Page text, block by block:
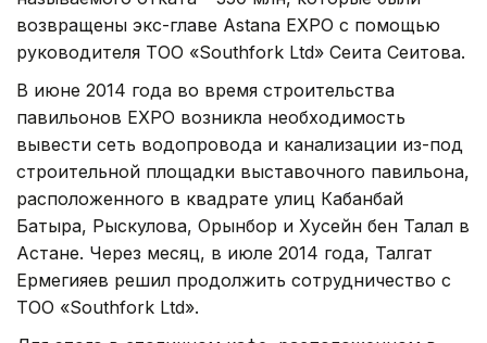
возвращены экс-главе Astana EXPO с помощью
руководителя ТОО «Southfork Ltd» Сеита Сеитова.
В июне 2014 года во время строительства
павильонов EXPO возникла необходимость
вывести сеть водопровода и канализации из-под
строительной площадки выставочного павильона,
расположенного в квадрате улиц Кабанбай
Батыра, Рыскулова, Орынбор и Хусейн бен Талал в
Астане. Через месяц, в июле 2014 года, Талгат
Ермегияев решил продолжить сотрудничество с
ТОО «Southfork Ltd».